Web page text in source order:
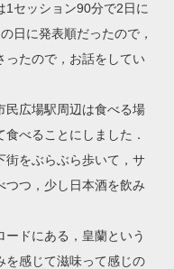
1セッション90分で2日に
日に発表順だったので，
ったので，お話をしてい
民広場駅周辺は食べる場
べることにしました．
街をぶらぶら歩いて，サ
つつ，少し日本酒を飲み
ドにある，皇蘭という
を感じて滋味って感じの